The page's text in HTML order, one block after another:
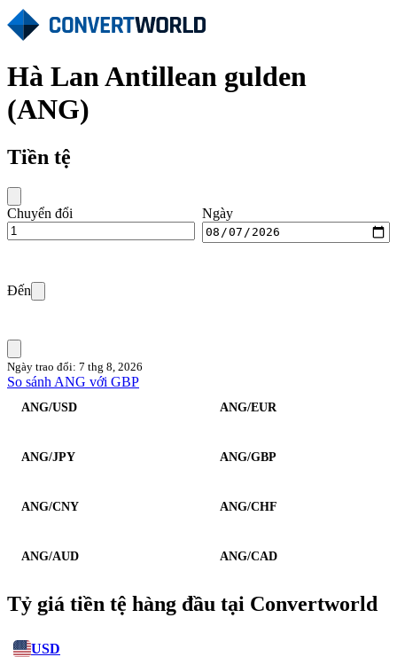
Hà Lan Antillean gulden
(ANG)
Tiền tệ
Chuyển đổi Ngày
Đến
Ngày trao đổi: 7 thg 8, 2026
So sánh ANG với GBP
ANG/USD ANG/EUR
ANG/JPY ANG/GBP
ANG/CNY ANG/CHF
ANG/AUD ANG/CAD
Tỷ giá tiền tệ hàng đầu tại Convertworld
USD